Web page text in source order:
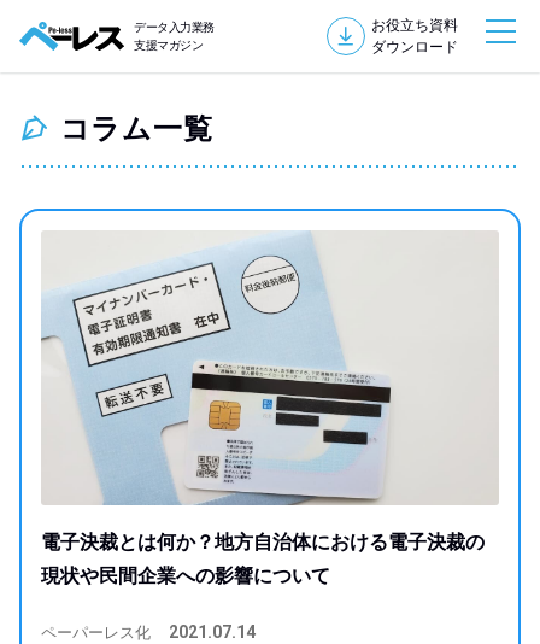
データ入力業務
支援マガジン
お役立ち資料
ダウンロード
コラム一覧
電子決裁とは何か？地方自治体における電子決裁の
現状や民間企業への影響について
ペーパーレス化 2021.07.14